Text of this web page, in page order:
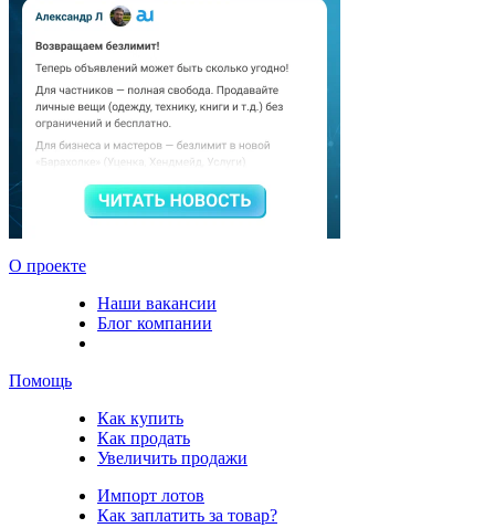
О проекте
Наши вакансии
Блог компании
Помощь
Как купить
Как продать
Увеличить продажи
Импорт лотов
Как заплатить за товар?